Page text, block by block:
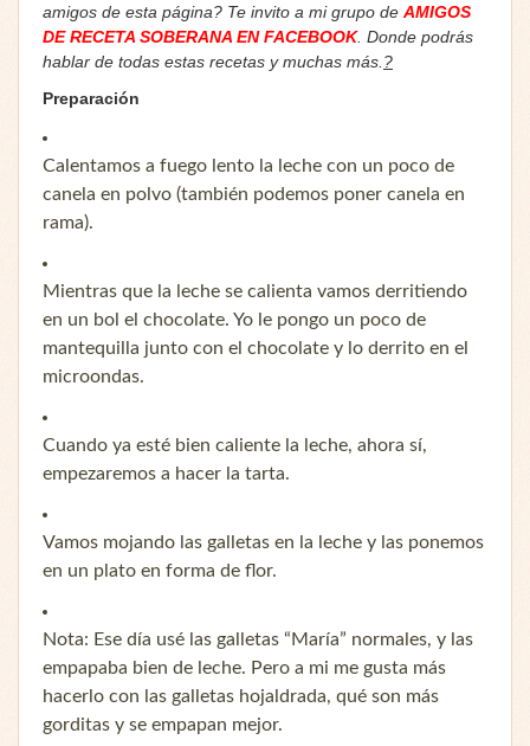
amigos de esta página? Te invito a mi grupo de AMIGOS
DE RECETA SOBERANA EN FACEBOOK. Donde podrás
hablar de todas estas recetas y muchas más. ?
Preparación
Calentamos a fuego lento la leche con un poco de
canela en polvo (también podemos poner canela en
rama).
Mientras que la leche se calienta vamos derritiendo
en un bol el chocolate. Yo le pongo un poco de
mantequilla junto con el chocolate y lo derrito en el
microondas.
Cuando ya esté bien caliente la leche, ahora sí,
empezaremos a hacer la tarta.
Vamos mojando las galletas en la leche y las ponemos
en un plato en forma de flor.
Nota: Ese día usé las galletas “María” normales, y las
empapaba bien de leche. Pero a mi me gusta más
hacerlo con las galletas hojaldrada, qué son más
gorditas y se empapan mejor.